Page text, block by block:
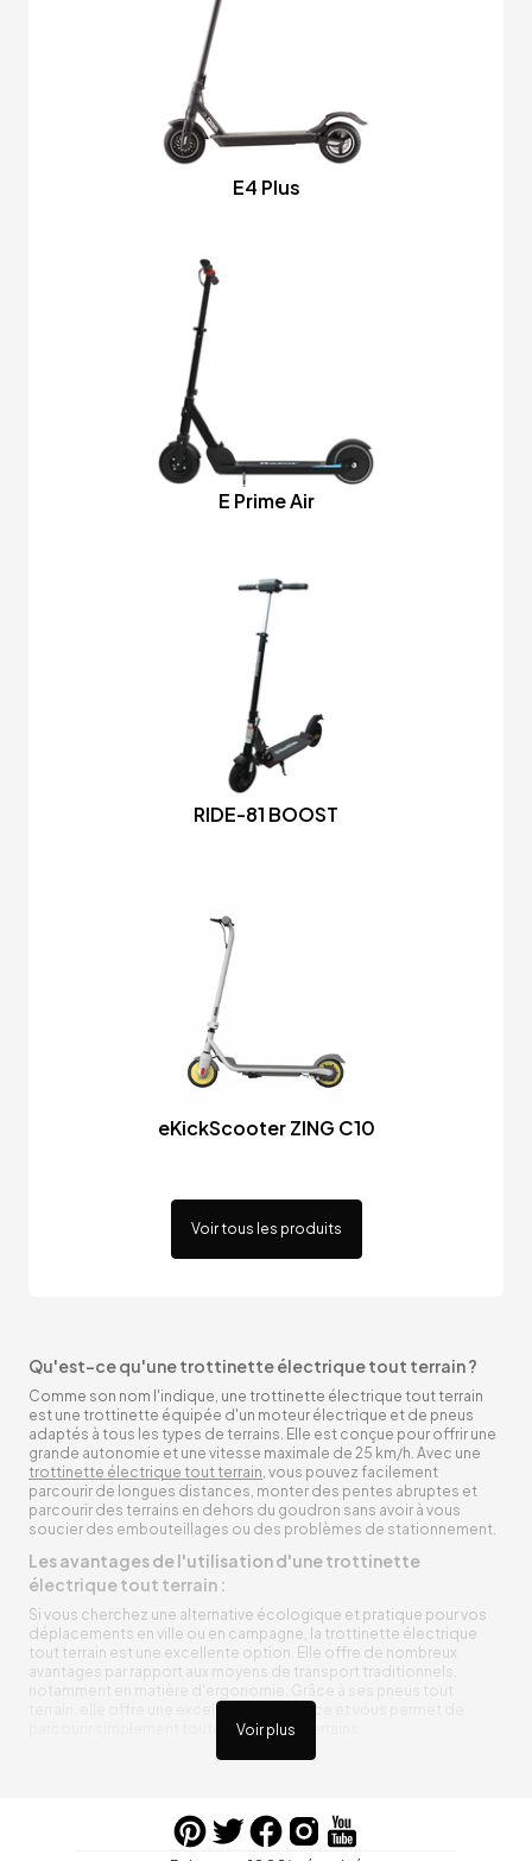
E4 Plus
E Prime Air
RIDE-81 BOOST
eKickScooter ZING C10
Voir tous les produits
Voir plus
Qu'est-ce qu'une trottinette électrique tout terrain ?
Comme son nom l'indique, une trottinette électrique tout terrain
est une trottinette équipée d'un moteur électrique et de pneus
adaptés à tous les types de terrains. Elle est conçue pour offrir une
grande autonomie et une vitesse maximale de 25 km/h. Avec une
trottinette électrique tout terrain, vous pouvez facilement
parcourir de longues distances, monter des pentes abruptes et
parcourir des terrains en dehors du goudron sans avoir à vous
soucier des embouteillages ou des problèmes de stationnement.
Les avantages de l'utilisation d'une trottinette
électrique tout terrain :
Si vous cherchez une alternative écologique et pratique pour vos
déplacements en ville ou en campagne, la trottinette électrique
tout terrain est une excellente option. Elle offre de nombreux
avantages par rapport aux moyens de transport traditionnels,
notamment en matière d'ergonomie. Grâce à ses pneus tout
terrain, elle offre une excellente adhérence et vous permet de
parcourir simplement toutes sortes de terrains.
Trottinette électrique tout terrain ergonomique
entre vos trajets, vous n’aurez pas à vous soucier de l’état de sa
batterie. De plus, elle est équipée de pneus résistants qui peuvent